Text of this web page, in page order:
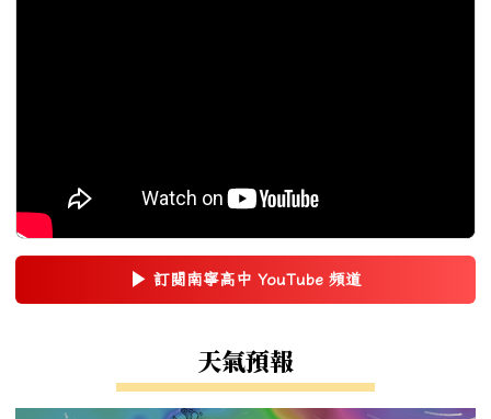
▶ 訂閱南寧高中 YouTube 頻道
(另開新視窗)
天氣預報